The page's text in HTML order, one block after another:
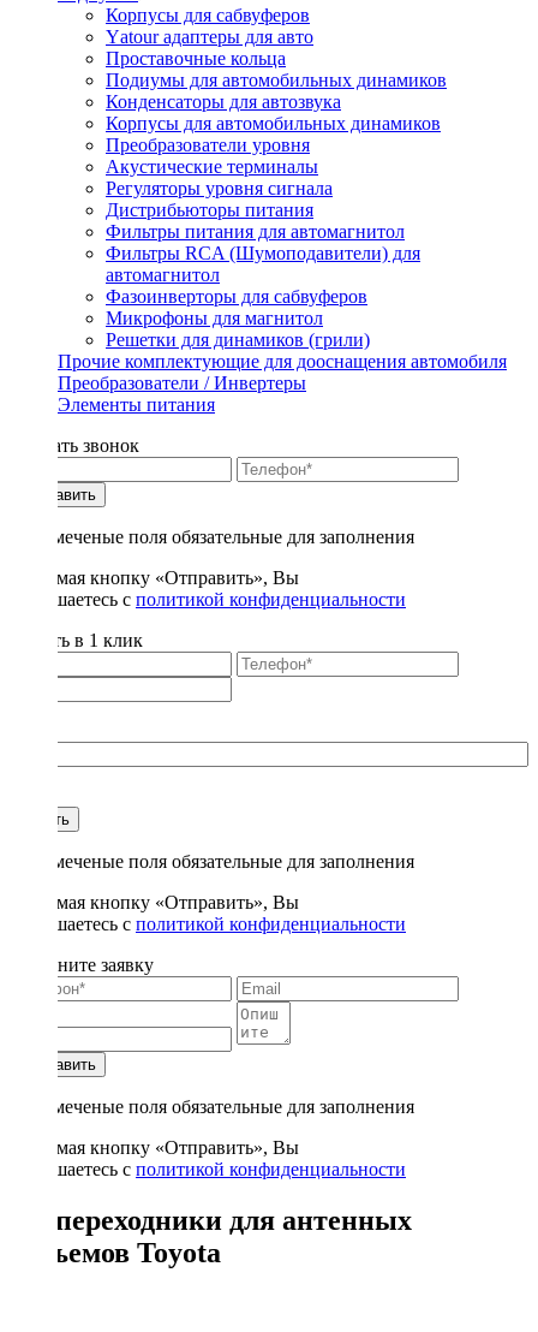
Корпусы для сабвуферов
Yаtour адаптеры для авто
Проставочные кольца
Подиумы для автомобильных динамиков
Конденсаторы для автозвука
Корпусы для автомобильных динамиков
Преобразователи уровня
Акустические терминалы
Регуляторы уровня сигнала
Дистрибьюторы питания
Фильтры питания для автомагнитол
Фильтры RCA (Шумоподавители) для
автомагнитол
Фазоинверторы для сабвуферов
Микрофоны для магнитол
Решетки для динамиков (грили)
Прочие комплектующие для дооснащения автомобиля
Преобразователи / Инвертеры
Элементы питания
Заказать звонок
Отправить
* - отмеченые поля обязательные для заполнения
Нажимая кнопку «Отправить», Вы
соглашаетесь с политикой конфиденциальности
Купить в 1 клик
Купить
* - отмеченые поля обязательные для заполнения
Нажимая кнопку «Отправить», Вы
соглашаетесь с политикой конфиденциальности
Заполните заявку
Отправить
* - отмеченые поля обязательные для заполнения
Нажимая кнопку «Отправить», Вы
соглашаетесь с политикой конфиденциальности
Iso-переходники для антенных
разъемов Toyota